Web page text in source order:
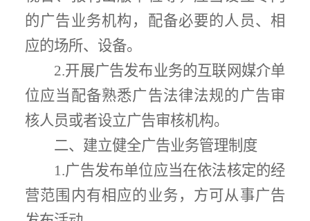
的广告业务机构，配备必要的人员、相
应的场所、设备。
2.开展广告发布业务的互联网媒介单
位应当配备熟悉广告法律法规的广告审
核人员或者设立广告审核机构。
二、建立健全广告业务管理制度
1.广告发布单位应当在依法核定的经
营范围内有相应的业务，方可从事广告